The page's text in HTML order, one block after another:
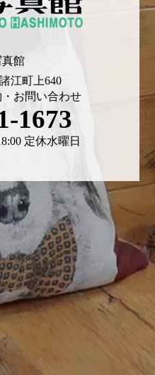
館
江町上640
お問い合わせ
1673
定休水曜日